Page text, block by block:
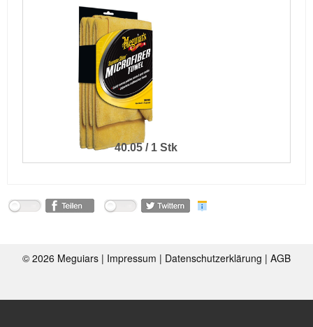
40.05 / 1 Stk
© 2026 Meguiars | Impressum | Datenschutzerklärung | AGB